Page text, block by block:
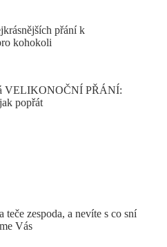
přání k
kohokoli
VELIKONOČNÍ PŘÁNÍ:
popřát
teče zespoda, a nevíte s co sní
Vás